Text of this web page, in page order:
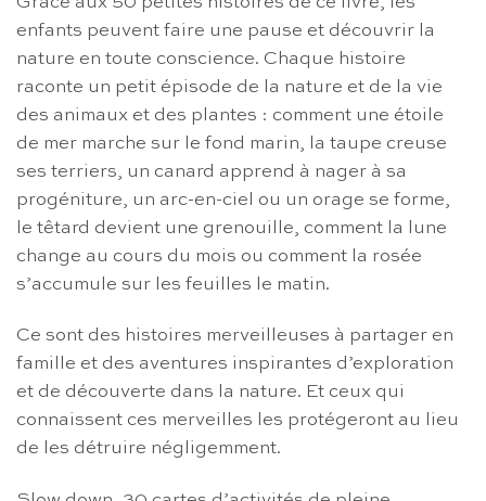
enfants peuvent faire une pause et découvrir la
nature en toute conscience. Chaque histoire
raconte un petit épisode de la nature et de la vie
des animaux et des plantes : comment une étoile
de mer marche sur le fond marin, la taupe creuse
ses terriers, un canard apprend à nager à sa
progéniture, un arc-en-ciel ou un orage se forme,
le têtard devient une grenouille, comment la lune
change au cours du mois ou comment la rosée
s’accumule sur les feuilles le matin.
Ce sont des histoires merveilleuses à partager en
famille et des aventures inspirantes d’exploration
et de découverte dans la nature. Et ceux qui
connaissent ces merveilles les protégeront au lieu
de les détruire négligemment.